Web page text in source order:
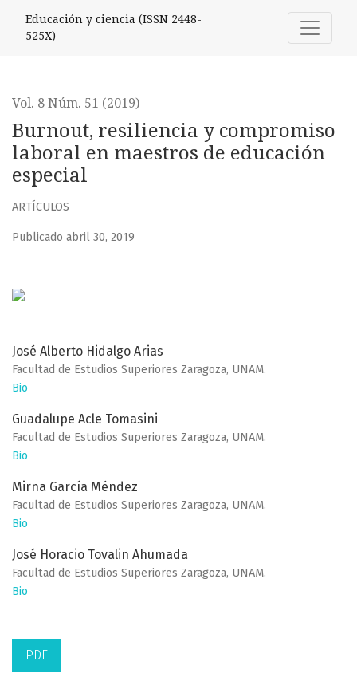
Burnout, resiliencia y compromiso laboral en maestros
Educación y ciencia (ISSN 2448-
525X)
Vol. 8 Núm. 51 (2019)
Burnout, resiliencia y compromiso
laboral en maestros de educación
especial
ARTÍCULOS
Publicado abril 30, 2019
José Alberto Hidalgo Arias
Facultad de Estudios Superiores Zaragoza, UNAM.
Bio
Guadalupe Acle Tomasini
Facultad de Estudios Superiores Zaragoza, UNAM.
Bio
Mirna García Méndez
Facultad de Estudios Superiores Zaragoza, UNAM.
Bio
José Horacio Tovalin Ahumada
Facultad de Estudios Superiores Zaragoza, UNAM.
Bio
PDF